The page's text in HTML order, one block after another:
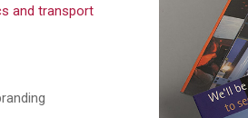
and transport